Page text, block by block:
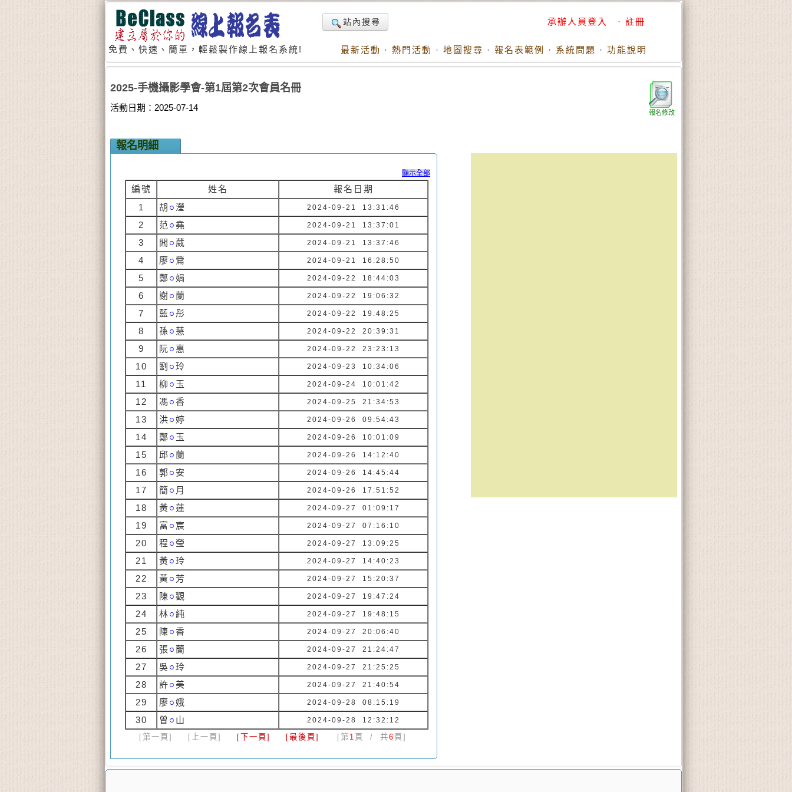
免費、快速、簡單，輕鬆製作線上報名系統!
站內搜尋 承辦人員登入 · 註冊
最新活動 · 熱門活動 · 地圖搜尋 · 報名表範例 · 系統問題 · 功能說明
報名修改
2025-手機攝影學會-第1屆第2次會員名冊
活動日期：2025-07-14
報名明細
顯示全部
編號 姓名
報名日期
1
胡 ○瀅 2024-09-21 13:31:46
2 范○堯 2024-09-21 13:37:01
3 閻 ○ 葳 2024-09-21 13:37:46
4 廖○ 鶯 2024-09-21 16:28:50
5 鄭○娟 2024-09-22 18:44:03
6 謝○ 蘭 2024-09-22 19:06:32
7 藍 ○彤 2024-09-22 19:48:25
8 孫 ○ 慧 2024-09-22 20:39:31
9 阮○ 惠 2024-09-22 23:23:13
10 劉 ○玲 2024-09-23 10:34:06
11 柳 ○ 玉 2024-09-24 10:01:42
12 馮○香 2024-09-25 21:34:53
13 洪○婷 2024-09-26 09:54:43
14 鄭○ 玉 2024-09-26 10:01:09
15 邱○ 蘭 2024-09-26 14:12:40
16 郭○ 安 2024-09-26 14:45:44
17 簡○ 月 2024-09-26 17:51:52
18 黃○ 蓮 2024-09-27 01:09:17
19 富 ○ 宸 2024-09-27 07:16:10
20 程 ○ 瑩 2024-09-27 13:09:25
21 黃○玲 2024-09-27 14:40:23
22 黃○ 芳 2024-09-27 15:20:37
23 陳○觀 2024-09-27 19:47:24
24 林○純 2024-09-27 19:48:15
25 陳○香 2024-09-27 20:06:40
26 張○ 蘭 2024-09-27 21:24:47
27 吳○玲 2024-09-27 21:25:25
28 許○美 2024-09-27 21:40:54
29 廖○娥 2024-09-28 08:15:19
30 曾 ○ 山 2024-09-28 12:32:12
[第一頁] [上一頁] [下一頁] [最後頁] [第 1 頁 / 共6 頁]